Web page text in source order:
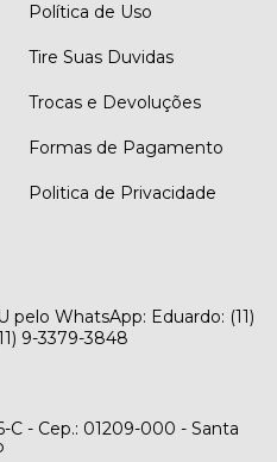
Política de Uso
Tire Suas Duvidas
Trocas e Devoluções
Formas de Pagamento
Politica de Privacidade
pelo WhatsApp: Eduardo: (11)
9-3379-3848
C - Cep.: 01209-000 - Santa